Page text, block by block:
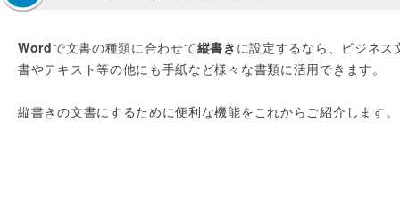
Wordで文書の種類に合わせて縦書き に設定するなら、ビジネス
書やテキスト等の他にも手紙など様々な書類に活用できます。
縦書きの文書にするために便利な機能をこれからご紹介します。